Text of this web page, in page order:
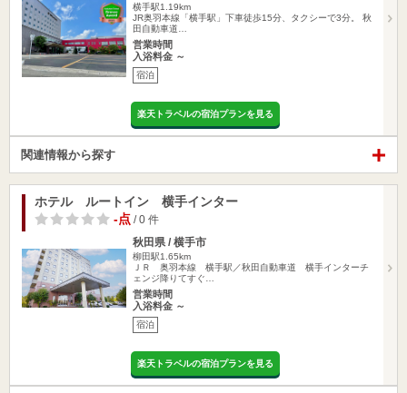
横手駅1.19km
JR奥羽本線「横手駅」下車徒歩15分、タクシーで3分。 秋
田自動車道…
営業時間
入浴料金 ～
宿泊
楽天トラベルの宿泊プランを見る
関連情報から探す
ホテル ルートイン 横手インター
-点 / 0 件
秋田県 / 横手市
柳田駅1.65km
ＪＲ 奥羽本線 横手駅／秋田自動車道 横手インターチ
ェンジ降りてすぐ…
営業時間
入浴料金 ～
宿泊
楽天トラベルの宿泊プランを見る